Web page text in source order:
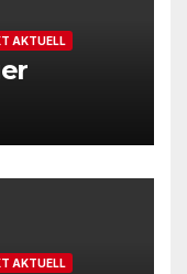
AKTUELL
AKTUELL